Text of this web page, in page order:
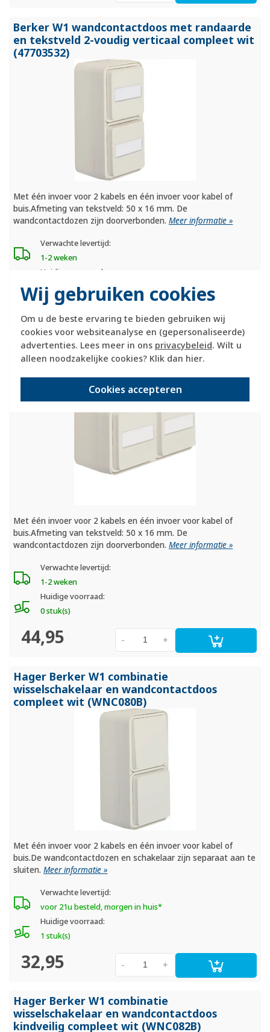
Wij gebruiken cookies
Om u de beste ervaring te bieden gebruiken wij
cookies voor websiteanalyse en (gepersonaliseerde)
advertenties. Lees meer in ons privacybeleid. Wilt u
alleen noodzakelijke cookies? Klik dan hier.
Cookies accepteren
Berker W1 wandcontactdoos met randaarde
en tekstveld 2-voudig verticaal compleet wit
(47703532)
Met één invoer voor 2 kabels en één invoer voor kabel of
buis.Afmeting van tekstveld: 50 x 16 mm. De
wandcontactdozen zijn doorverbonden.Meer informatie »
Verwachte levertijd:
1-2 weken
Huidige voorraad:
0 stuk(s)
39,95 +
-
Berker W1 wandcontactdoos met randaarde
en tekstveld 2-voudig kindveilig horizontaal
compleet wit (47753552)
Met één invoer voor 2 kabels en één invoer voor kabel of
buis.Afmeting van tekstveld: 50 x 16 mm. De
wandcontactdozen zijn doorverbonden.Meer informatie »
Verwachte levertijd:
1-2 weken
Huidige voorraad:
0 stuk(s)
44,95 +
-
Hager Berker W1 combinatie
wisselschakelaar en wandcontactdoos
compleet wit (WNC080B)
Met één invoer voor 2 kabels en één invoer voor kabel of
buis.De wandcontactdozen en schakelaar zijn separaat aan te
sluiten.Meer informatie »
Verwachte levertijd:
voor 21u besteld, morgen in huis*
Huidige voorraad:
1 stuk(s)
32,95 +
-
Hager Berker W1 combinatie
wisselschakelaar en wandcontactdoos
kindveilig compleet wit (WNC082B)